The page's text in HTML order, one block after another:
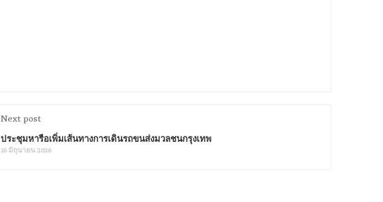
Next post
ประชุมหารือเพิ่มเส้นทางการเดินรถขนส่งมวลชนกรุงเทพ
16 มิถุนายน 2026